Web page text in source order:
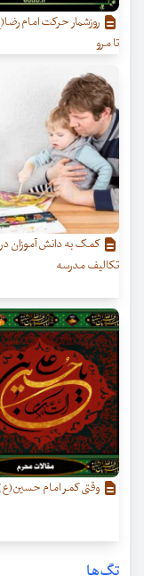
روزشمار حرکت امام
تا مرو
کمک به دانش آموزان در
تکالیف مدرسه
وقتی کمر امام
تگ‌ها